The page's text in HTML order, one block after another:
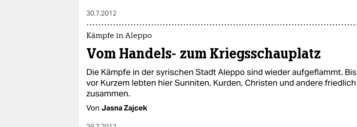
30.7.2012
Kämpfe in Aleppo
Vom Handels- zum Kriegsschauplatz
Die Kämpfe in der syrischen Stadt Aleppo sind wieder aufgeflammt. Bis
vor Kurzem lebten hier Sunniten, Kurden, Christen und andere friedlich
zusammen.
Von Jasna Zajcek